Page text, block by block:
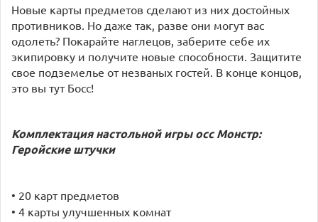
Новые карты предметов сделают из них достойных
противников. Но даже так, разве они могут вас
одолеть? Покарайте наглецов, заберите себе их
экипировку и получите новые способности. Защитите
свое подземелье от незваных гостей. В конце концов,
это вы тут Босс!
Комплектация настольной игрыосс Монстр:
Геройские штучки
• 20 карт предметов
• 4 карты улучшенных комнат